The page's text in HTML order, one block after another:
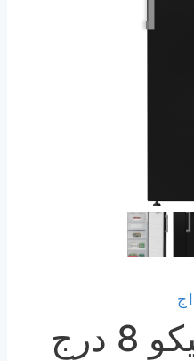
ديب فريزر بيكو 8 درج